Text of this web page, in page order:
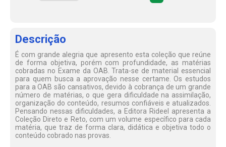
Descrição
É com grande alegria que apresento esta coleção que reúne
de forma objetiva, porém com profundidade, as matérias
cobradas no Exame da OAB. Trata-se de material essencial
para quem busca a aprovação nesse certame. Os estudos
para a OAB são cansativos, devido à cobrança de um grande
número de matérias, o que gera dificuldade na assimilação,
organização do conteúdo, resumos confiáveis e atualizados.
Pensando nessas dificuldades, a Editora Rideel apresenta a
Coleção Direto e Reto, com um volume específico para cada
matéria, que traz de forma clara, didática e objetiva todo o
conteúdo cobrado nas provas.